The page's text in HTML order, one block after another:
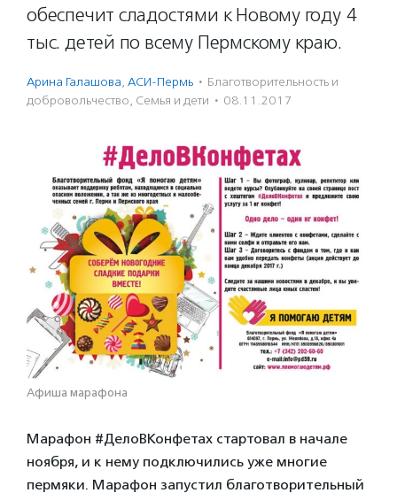
обеспечит сладостями к Новому году 4
тыс. детей по всему Пермскому краю.
Арина Галашова, АСИ-Пермь · Благотвори­тель­ность и
доброволь­чест­во, Семья и дети · 08.11.2017
Афиша марафона
Марафон #ДелоВКонфетах стартовал в начале
ноября, и к нему подключились уже многие
пермяки. Марафон запустил благотворительный